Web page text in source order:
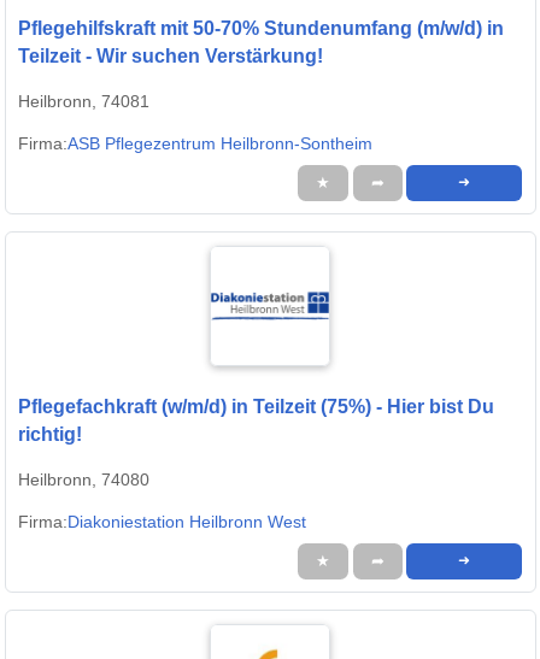
Pflegehilfskraft mit 50-70% Stundenumfang (m/w/d) in
Teilzeit - Wir suchen Verstärkung!
Heilbronn, 74081
Firma:ASB Pflegezentrum Heilbronn-Sontheim
★ ➦ ➜
Pflegefachkraft (w/m/d) in Teilzeit (75%) - Hier bist Du
richtig!
Heilbronn, 74080
Firma:Diakoniestation Heilbronn West
★ ➦ ➜